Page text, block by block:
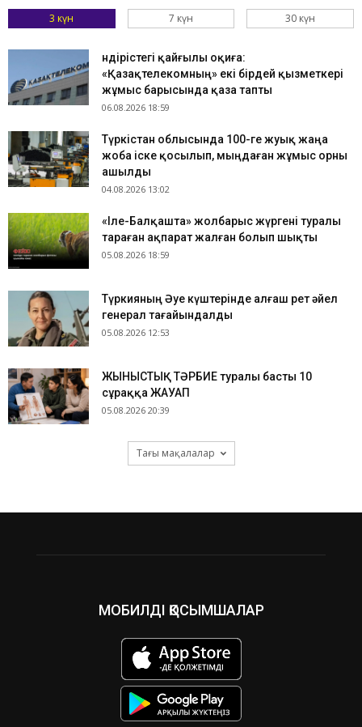
3 күн 7 күн 30 күн
Өндірістегі қайғылы оқиға:
«Қазақтелекомның» екі бірдей қызметкері
жұмыс барысында қаза тапты
06.08.2026 18:59
Түркістан облысында 100-ге жуық жаңа
жоба іске қосылып, мыңдаған жұмыс орны
ашылды
04.08.2026 13:02
«Іле-Балқашта» жолбарыс жүргені туралы
тараған ақпарат жалған болып шықты
05.08.2026 18:59
Түркияның Әуе күштерінде алғаш рет әйел
генерал тағайындалды
05.08.2026 12:53
ЖЫНЫСТЫҚ ТӘРБИЕ туралы басты 10
сұраққа ЖАУАП
05.08.2026 20:39
Тағы мақалалар
МОБИЛДІ ҚОСЫМШАЛАР